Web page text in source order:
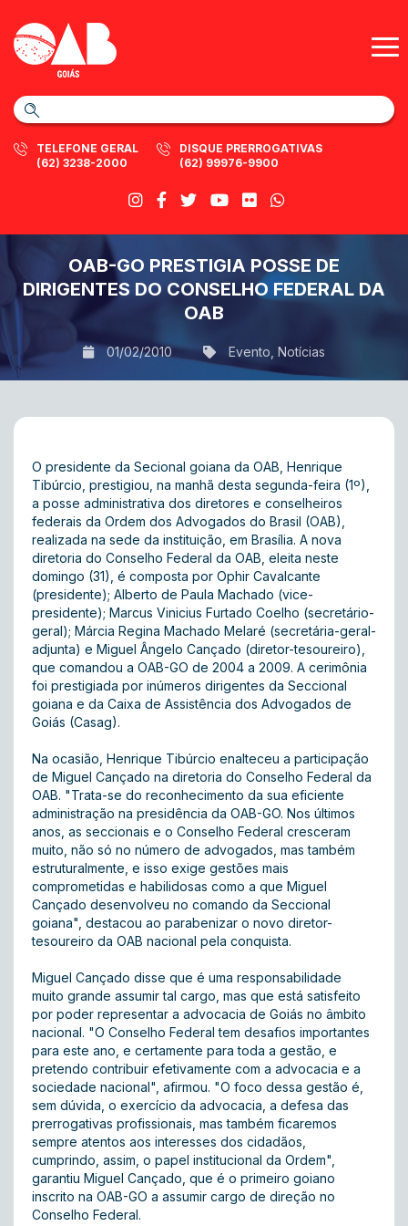
TELEFONE GERAL
(62) 3238-2000
DISQUE PRERROGATIVAS
(62) 99976-9900
OAB-GO PRESTIGIA POSSE DE
DIRIGENTES DO CONSELHO FEDERAL DA
OAB
01/02/2010 Evento Notícias
O presidente da Secional goiana da OAB, Henrique
Tibúrcio, prestigiou, na manhã desta segunda-feira (1º),
a posse administrativa dos diretores e conselheiros
federais da Ordem dos Advogados do Brasil (OAB),
realizada na sede da instituição, em Brasília. A nova
diretoria do Conselho Federal da OAB, eleita neste
domingo (31), é composta por Ophir Cavalcante
(presidente); Alberto de Paula Machado (vice-
presidente); Marcus Vinicius Furtado Coelho (secretário-
geral); Márcia Regina Machado Melaré (secretária-geral-
adjunta) e Miguel Ângelo Cançado (diretor-tesoureiro),
que comandou a OAB-GO de 2004 a 2009. A cerimônia
foi prestigiada por inúmeros dirigentes da Seccional
goiana e da Caixa de Assistência dos Advogados de
Goiás (Casag).
Na ocasião, Henrique Tibúrcio enalteceu a participação
de Miguel Cançado na diretoria do Conselho Federal da
OAB. "Trata-se do reconhecimento da sua eficiente
administração na presidência da OAB-GO. Nos últimos
anos, as seccionais e o Conselho Federal cresceram
muito, não só no número de advogados, mas também
estruturalmente, e isso exige gestões mais
comprometidas e habilidosas como a que Miguel
Cançado desenvolveu no comando da Seccional
goiana", destacou ao parabenizar o novo diretor-
tesoureiro da OAB nacional pela conquista.
Miguel Cançado disse que é uma responsabilidade
muito grande assumir tal cargo, mas que está satisfeito
por poder representar a advocacia de Goiás no âmbito
nacional. "O Conselho Federal tem desafios importantes
para este ano, e certamente para toda a gestão, e
pretendo contribuir efetivamente com a advocacia e a
sociedade nacional", afirmou. "O foco dessa gestão é,
sem dúvida, o exercício da advocacia, a defesa das
prerrogativas profissionais, mas também ficaremos
sempre atentos aos interesses dos cidadãos,
cumprindo, assim, o papel institucional da Ordem",
garantiu Miguel Cançado, que é o primeiro goiano
inscrito na OAB-GO a assumir cargo de direção no
Conselho Federal.